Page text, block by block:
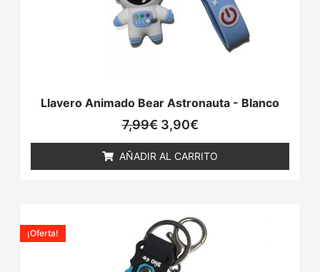
Llavero Animado Bear Astronauta - Blanco
7,99€ 3,90€
AÑADIR AL CARRITO
¡Oferta!
precio
original
era:
precio
actual